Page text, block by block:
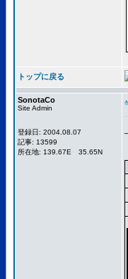
トップに戻る
SonotaCo
Site Admin
登録日: 2004.08.07
記事: 13599
所在地: 139.67E 35.65N